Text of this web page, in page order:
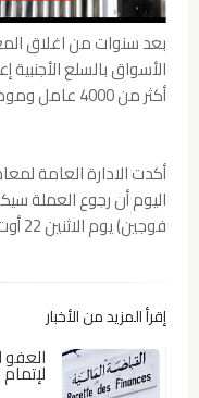
الأسواق بالسلع
أكثر من 4000 عامل وموظف.
أكدت الادارة العامة
اليوم أن رجوع العملة
فوجين) يوم الاثنين 22 أوت ويوم 01 سبتمبر 2022.
إقرأ المزيد من الأخبار
لإتمام